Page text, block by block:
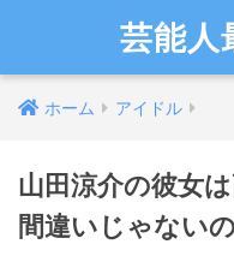
芸能人
ホーム アイドル
山田涼介の彼女
間違いじゃない